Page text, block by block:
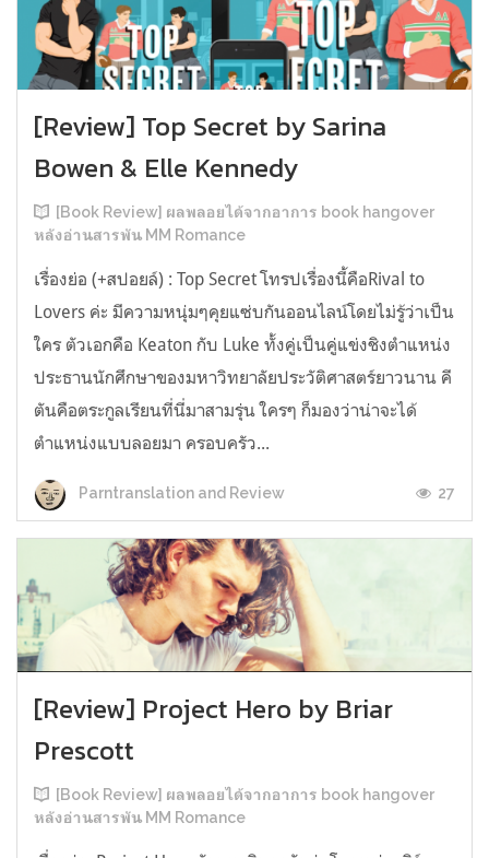
[Review] Top Secret by Sarina
Bowen & Elle Kennedy
[Book Review] ผลพลอยได้จากอาการ book hangover
หลังอ่านสารพัน MM Romance
เรื่องย่อ (+สปอยล์) : Top Secret โทรปเรื่องนี้คือRival to
Lovers ค่ะ มีความหนุ่มๆคุยแซ่บกันออนไลน์โดยไม่รู้ว่าเป็น
ใคร ตัวเอกคือ Keaton กับ Luke ทั้งคู่เป็นคู่แข่งชิงตำแหน่ง
ประธานนักศึกษาของมหาวิทยาลัยประวัติศาสตร์ยาวนาน คี
ตันคือตระกูลเรียนที่นี่มาสามรุ่น ใครๆ ก็มองว่าน่าจะได้
ตำแหน่งแบบลอยมา ครอบครัว...
Parntranslation and Review 27
[Review] Project Hero by Briar
Prescott
[Book Review] ผลพลอยได้จากอาการ book hangover
หลังอ่านสารพัน MM Romance